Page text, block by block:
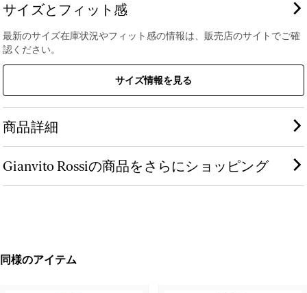
サイズとフィット感
最新のサイズ在庫状況やフィット感の情報は、販売店のサイトでご確
認ください。
サイズ情報を見る
商品詳細
Gianvito Rossiの商品をさらにショッピング
同様のアイテム